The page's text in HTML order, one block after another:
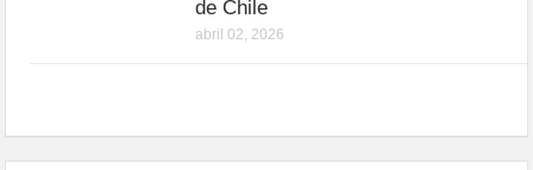
de Chile
abril 02, 2026